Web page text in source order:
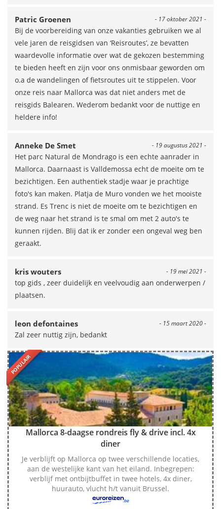
- 17 oktober 2021 -
Patric Groenen
Bij de voorbereiding van onze vakanties gebruiken we al
vele jaren de reisgidsen van ‘Reisroutes’, ze bevatten
waardevolle informatie over wat de gekozen bestemming
te bieden heeft en zijn voor ons onmisbaar geworden om
o.a de wandelingen of fietsroutes uit te stippelen. Voor
onze reis naar Mallorca was dat niet anders met de
reisgids Balearen. Wederom bedankt voor de nuttige en
heldere info!
- 19 augustus 2021 -
Anneke De Smet
Het parc Natural de Mondrago is een echte aanrader in
Mallorca. Daarnaast is Valldemossa echt de moeite om te
bezichtigen. Een authentiek stadje waar je prachtige
foto's kan maken. Platja de Muro vonden we het mooiste
strand. Es Trenc is niet de moeite om te bezichtigen en
de weg naar het strand is te smal om met 2 auto's te
kunnen rijden. Blij dat ik er zonder een ongeval weg ben
geraakt.
- 19 mei 2021 -
kris wouters
top gids , zeer duidelijk en veelvoudig aan onderwerpen /
plaatsen.
- 15 maart 2020 -
leon defontaines
Zal zeer nuttig zijn, bedankt
POPULAIR
Mallorca 8-daagse rondreis fly & drive incl. 4x
diner
Je verblijft op Mallorca op twee verschillende locaties,
aan de westelijke kant van het eiland. Inbegrepen:
verblijf met ontbijtbuffet in twee hotels, 4x diner,
huurauto, vlucht h/t vanuit Brussel.